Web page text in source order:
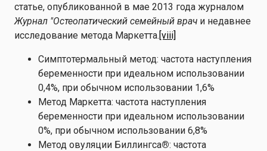
статье, опубликованной в мае 2013 года журналом
Журнал "Остеопатический семейный врач и недавнее
исследование метода Маркетта.[viii]
Симптотермальный метод: частота наступления
беременности при идеальном использовании
0,4%, при обычном использовании 1,6%
Метод Маркетта: частота наступления
беременности при идеальном использовании
0%, при обычном использовании 6,8%
Метод овуляции Биллингса®: частота